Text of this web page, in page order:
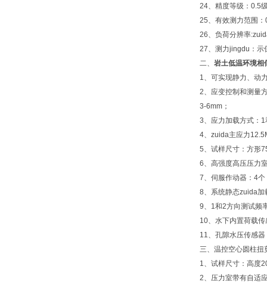
24、精度等级：0.5
25、有效测力范围
26、负荷分辨率
27、测力jingdu：示
二、 岩土低温环境相
1、可实现静力、动
2、应变控制和测量
3-6mm；
3、应力加载方式：
4、zuida主应力
5、试样尺寸：方形
6、高强度高压压力
7、伺服作动器：4
8、系统静态zuida
9、1和2方向测试频
10、水下内置荷载
11、孔隙水压传感
三、温控空心圆柱扭
1、试样尺寸：高度
2、压力室带有自适